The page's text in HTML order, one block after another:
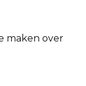
maken over